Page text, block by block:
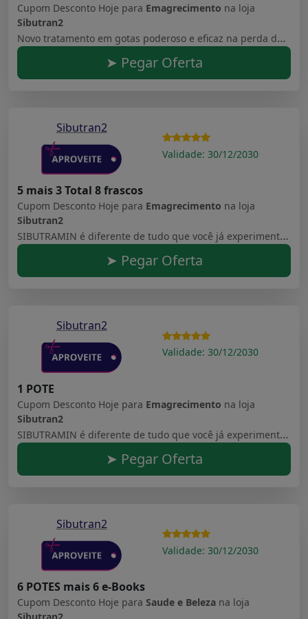
Cupom Desconto Hoje para Emagrecimento na loja
Sibutran2
Novo tratamento em gotas poderoso e eficaz na perda de peso. Mesma Fórmula, Mais absorção
➤ Pegar Oferta
Sibutran2
Validade: 30/12/2030
5 mais 3 Total 8 frascos
Cupom Desconto Hoje para Emagrecimento na loja
Sibutran2
SIBUTRAMIN é diferente de tudo que você já experimentou antes em toda sua vida. É o único produto no mundo com uma mistura proprietária de 6 ativos + 8 nutrientes exóticos de plantas da America do Sul projetadas para atingir níveis baixos de tecido adiposo marrom (BAT), a nova causa raiz encontrada do seu ganho de peso inexplicável
➤ Pegar Oferta
Sibutran2
Validade: 30/12/2030
1 POTE
Cupom Desconto Hoje para Emagrecimento na loja
Sibutran2
SIBUTRAMIN é diferente de tudo que você já experimentou antes em toda sua vida. É o único produto no mundo com uma mistura proprietária de 6 ativos + 8 nutrientes exóticos de plantas da America do Sul projetadas para atingir níveis baixos de tecido adiposo marrom (BAT), a nova causa raiz encontrada do seu ganho de peso inexplicável
➤ Pegar Oferta
Sibutran2
Validade: 30/12/2030
6 POTES mais 6 e-Books
Cupom Desconto Hoje para Saude e Beleza na loja